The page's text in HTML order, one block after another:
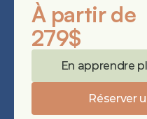
À partir de
279$
En apprendre
Réserver